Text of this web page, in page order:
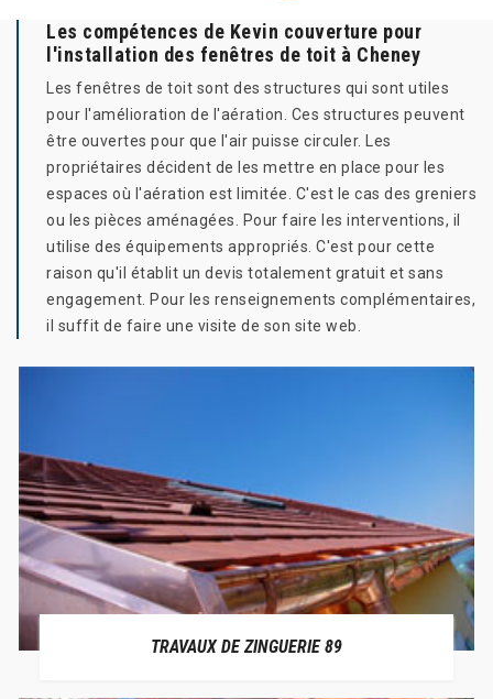
Les compétences de Kevin couverture pour
l'installation des fenêtres de toit à Cheney
Les fenêtres de toit sont des structures qui sont utiles
pour l'amélioration de l'aération. Ces structures peuvent
être ouvertes pour que l'air puisse circuler. Les
propriétaires décident de les mettre en place pour les
espaces où l'aération est limitée. C'est le cas des greniers
ou les pièces aménagées. Pour faire les interventions, il
utilise des équipements appropriés. C'est pour cette
raison qu'il établit un devis totalement gratuit et sans
engagement. Pour les renseignements complémentaires,
il suffit de faire une visite de son site web.
TRAVAUX DE ZINGUERIE 89